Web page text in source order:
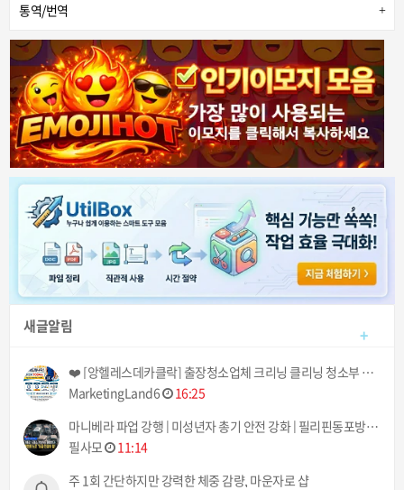
통역/번역
+
새글알림
❤️ [앙헬레스데카클락] 출장청소업체 크리닝 클리닝 청소부 아떼 아줌마 서비스! (기본 3시간에 700페소!) ❤️
MarketingLand6
16:25
마니베라 파업 강행 | 미성년자 총기 안전 강화 | 필리핀동포방송 | 필리핀한인방송 | 필리핀뉴스룸
필사모
11:14
주 1회 간단하지만 강력한 체중 감량, 마운자로 샵